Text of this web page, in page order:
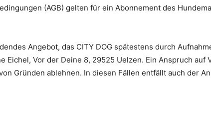
(AGB) gelten für ein Abonnement des
Angebot, das CITY DOG spätestens durch
Eichel, Vor der Deine 8, 29525 Uelzen. Ein Anspruch
Gründen ablehnen. In diesen Fällen entfällt auch der